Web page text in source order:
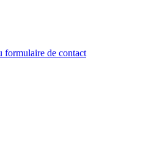
formulaire de contact